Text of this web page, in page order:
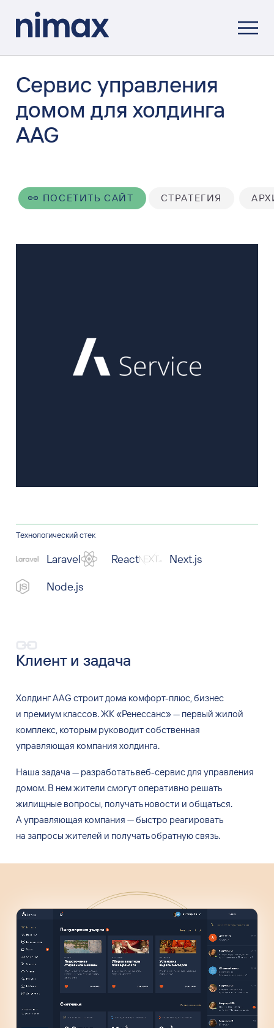
Сервис управления
домом для холдинга
AAG
ПОСЕТИТЬ САЙТ СТРАТЕГИЯ
Технологический стек
Laravel React
Next.js
Node.js
Клиент и задача
Холдинг AAG строит дома комфорт-плюс, бизнес
и премиум классов. ЖК«Ренессанс»—первый жилой
комплекс, которым руководит собственная
управляющая компания холдинга.
Наша задача —разработать веб-сервис для управления
домом. В нем жители смогут оперативно решать
жилищные вопросы, получать новости и общаться.
А управляющая компания —быстро реагировать
на запросы жителей и получать обратную связь.